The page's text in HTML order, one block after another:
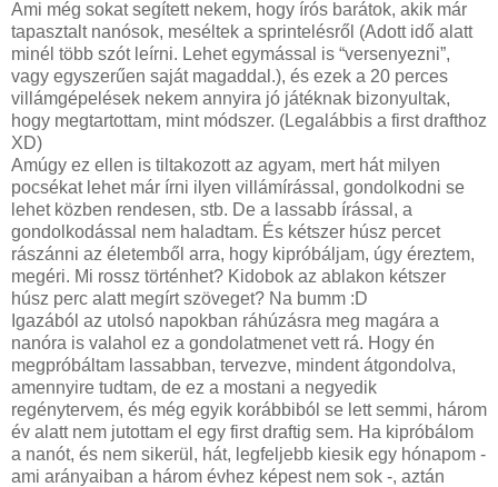
Ami még sokat segített nekem, hogy írós barátok, akik már
tapasztalt nanósok, meséltek a sprintelésről (Adott idő alatt
minél több szót leírni. Lehet egymással is “versenyezni”,
vagy egyszerűen saját magaddal.), és ezek a 20 perces
villámgépelések nekem annyira jó játéknak bizonyultak,
hogy megtartottam, mint módszer. (Legalábbis a first drafthoz
XD)
Amúgy ez ellen is tiltakozott az agyam, mert hát milyen
pocsékat lehet már írni ilyen villámírással, gondolkodni se
lehet közben rendesen, stb. De a lassabb írással, a
gondolkodással nem haladtam. És kétszer húsz percet
rászánni az életemből arra, hogy kipróbáljam, úgy éreztem,
megéri. Mi rossz történhet? Kidobok az ablakon kétszer
húsz perc alatt megírt szöveget? Na bumm :D
Igazából az utolsó napokban ráhúzásra meg magára a
nanóra is valahol ez a gondolatmenet vett rá. Hogy én
megpróbáltam lassabban, tervezve, mindent átgondolva,
amennyire tudtam, de ez a mostani a negyedik
regénytervem, és még egyik korábbiból se lett semmi, három
év alatt nem jutottam el egy first draftig sem. Ha kipróbálom
a nanót, és nem sikerül, hát, legfeljebb kiesik egy hónapom -
ami arányaiban a három évhez képest nem sok -, aztán